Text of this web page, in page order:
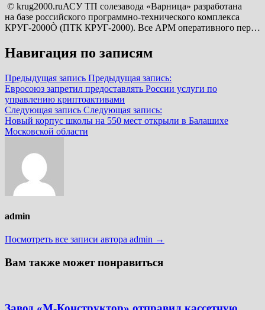
© krug2000.ruАСУ ТП солезавода «Варница» разработана
на базе российского программно-технического комплекса
КРУГ-2000Ò (ПТК КРУГ-2000). Все АРМ оперативного пер…
Навигация по записям
Предыдущая запись Предыдущая запись:
Евросоюз запретил предоставлять России услуги по
управлению криптоактивами
Следующая запись Следующая запись:
Новый корпус школы на 550 мест открыли в Балашихе
Московской области
admin
Посмотреть все записи автора admin →
Вам также может понравиться